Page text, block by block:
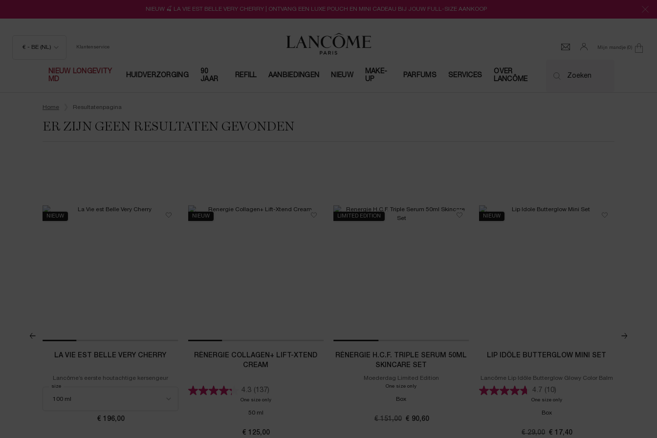
NIEUW 🍒 LA VIE EST BELLE VERY CHERRY | ONTVANG EEN LUXE POUCH EN MINI CADEAU BIJ JOUW FULL-SIZE AANKOOP
€ - BE (NL) Klantenservice Mijn mandje 0
0 product
NIEUW LONGEVITY
MD
HUIDVERZORGING
90
JAAR
REFILL AANBIEDINGEN NIEUW
MAKE-
UP
PARFUMS SERVICES
OVER
LANCÔME
Zoeken
Home
Resultatenpagina
ER ZIJN GEEN RESULTATEN GEVONDEN
Zen Discovery set 15ml
NIEUW
LA VIE EST BELLE VERY CHERRY
Lancôme’s eerste houtachtige kersengeur
Select a
size
€ 196,00
NIEUW
RÉNERGIE COLLAGEN+ LIFT-XTEND
CREAM
4.3 (137)
One size onlyfor Rénergie Collagen+ Lift-Xtend Cream
50 ml
€ 125,00
LIMITED EDITION
RÉNERGIE H.C.F. TRIPLE SERUM 50ML
SKINCARE SET
Moederdag Limited Edition
One size only for Rénergie H.C.F. Triple Serum 50ml Skincare Set
Box
Oude prijs
€ 151,00 Nieuwe prijs
€ 90,60
NIEUW
LIP IDÔLE BUTTERGLOW MINI SET
Lancôme Lip Idôle Butterglow Glowy Color Balm
4.7 (10)
One size onlyfor Lip Idôle Butterglow Mini Set
Box
Oude prijs
€ 29,00 Nieuwe prijs
€ 17,40